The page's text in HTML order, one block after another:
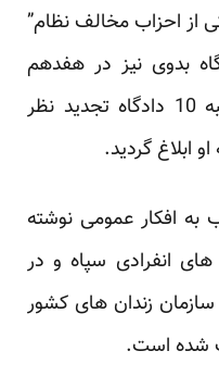
از احزاب مخالف نظام”
بدوی نیز در هفدهم
مرداد ماه سال 88 توسط شعبه 10 دادگاه تجدید نظر
ابلاغ گردید.
افکار عمومی نوشته
سلول های انفرادی سپاه و در
زندان های کشور
شده است.